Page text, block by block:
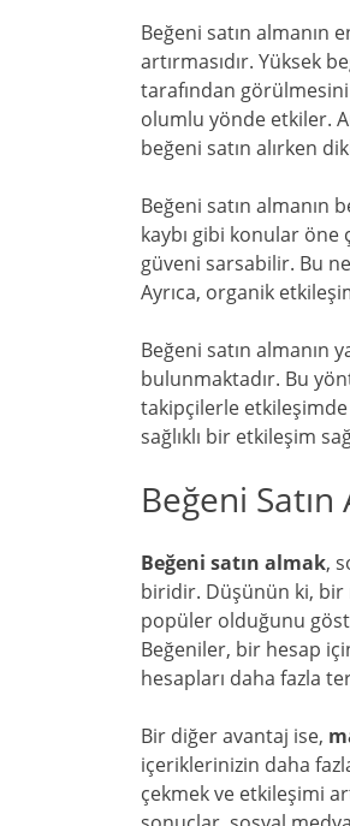
Beğeni satın almanın
artırmasıdır. Yüksek
tarafından görülmesini
olumlu yönde etkiler.
beğeni satın alırken
Beğeni satın almanın
kaybı gibi konular öne
güveni sarsabilir. Bu
Ayrıca, organik
Beğeni satın almanın
bulunmaktadır. Bu
takipçilerle
sağlıklı bir etkileşim
Beğeni
Beğeni satın almak,
biridir. Düşünün ki, bir
popüler olduğunu
Beğeniler, bir hesap
hesapları daha fazla
Bir diğer avantaj ise,
içeriklerinizin daha
çekmek ve etkileşimi